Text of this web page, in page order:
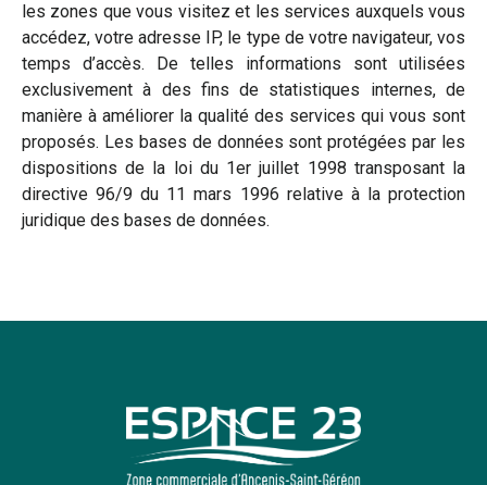
les zones que vous visitez et les services auxquels vous
accédez, votre adresse IP, le type de votre navigateur, vos
temps d’accès. De telles informations sont utilisées
exclusivement à des fins de statistiques internes, de
manière à améliorer la qualité des services qui vous sont
proposés. Les bases de données sont protégées par les
dispositions de la loi du 1er juillet 1998 transposant la
directive 96/9 du 11 mars 1996 relative à la protection
juridique des bases de données.